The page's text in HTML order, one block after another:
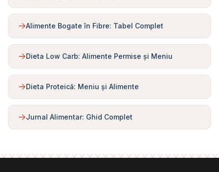
Alimente Bogate în Fibre: Tabel Complet
Dieta Low Carb: Alimente Permise și Meniu
Dieta Proteică: Meniu și Alimente
Jurnal Alimentar: Ghid Complet